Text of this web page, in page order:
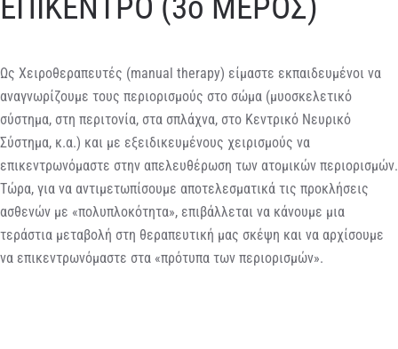
Ως Χειροθεραπευτές (manual therapy) είμαστε εκπαιδευμένοι να
αναγνωρίζουμε τους περιορισμούς στο σώμα (μυοσκελετικό
σύστημα, στη περιτονία, στα σπλάχνα, στο Κεντρικό Νευρικό
Σύστημα, κ.α.) και με εξειδικευμένους χειρισμούς να
επικεντρωνόμαστε στην απελευθέρωση των ατομικών περιορισμών.
Τώρα, για να αντιμετωπίσουμε αποτελεσματικά τις προκλήσεις
ασθενών με «πολυπλοκότητα», επιβάλλεται να κάνουμε μια
τεράστια μεταβολή στη θεραπευτική μας σκέψη και να αρχίσουμε
να επικεντρωνόμαστε στα «πρότυπα των περιορισμών».